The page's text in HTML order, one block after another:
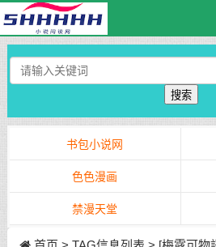
搜索
书包小说网
色色漫画
禁漫天堂